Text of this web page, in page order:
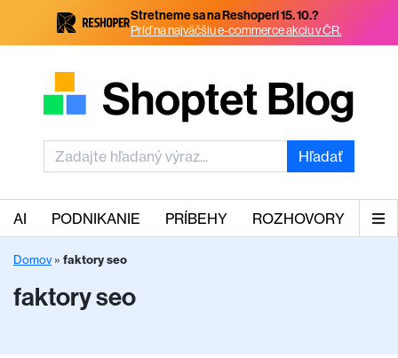
Stretneme sa na Reshoperi 15. 10.?
Príď na najväčšiu e-commerce akciu v ČR.
Hľadať
AI PODNIKANIE PRÍBEHY ROZHOVORY
Domov» faktory seo
faktory seo